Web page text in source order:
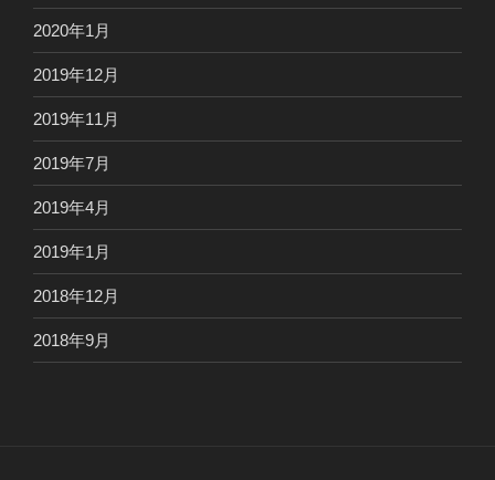
2020年1月
2019年12月
2019年11月
2019年7月
2019年4月
2019年1月
2018年12月
2018年9月